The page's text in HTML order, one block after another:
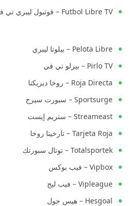
Futbol Libre TV – فوتبول ليبري تي في
Pelota Libre – بيلوتا ليبري
Pirlo TV – بيرلو تي في
Roja Directa – روخا ديريكتا
Sportsurge – سبورت سيرج
Streameast – ستريم إيست
Tarjeta Roja – تارخيتا روخا
Totalsportek – توتال سبورتك
Vipbox – فيب بوكس
Vipleague – فيب ليج
Hesgoal – هيس جول